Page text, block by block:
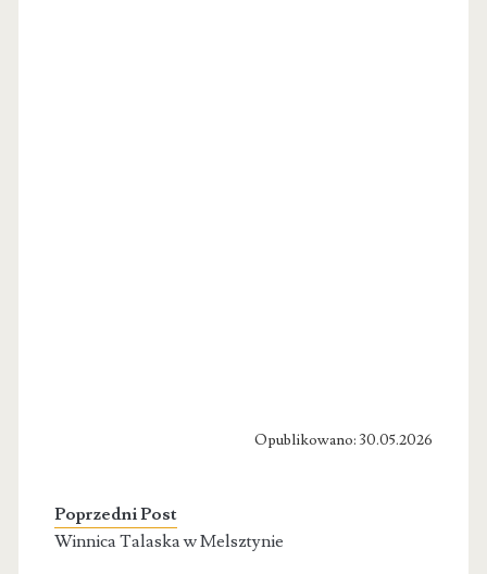
Opublikowano: 30.05.2026
Poprzedni Post
Winnica Talaska w Melsztynie